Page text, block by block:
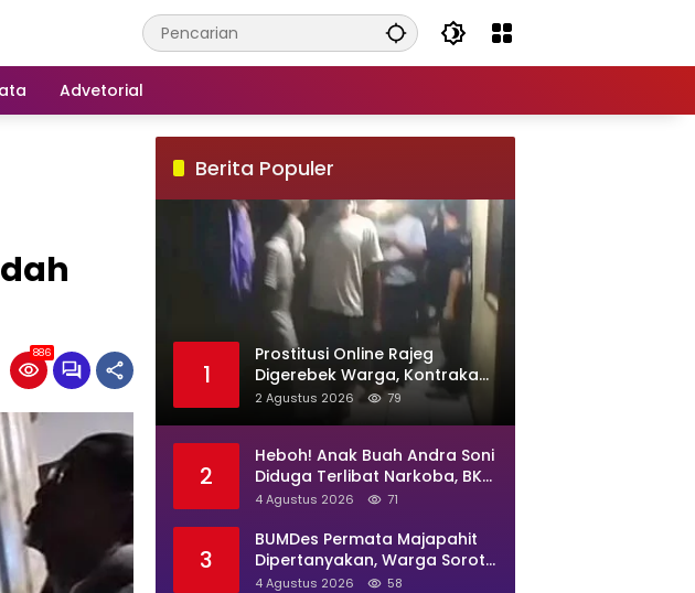
Advetorial
886
Berita Populer
1
Prostitusi Online Rajeg
Digerebek Warga, Kontrakan
di Kampung Larang Diduga
2 Agustus 2026 79
2
Heboh! Anak Buah Andra Soni
Diduga Terlibat Narkoba, BKD
Banten Diminta Buka Suara
4 Agustus 2026 71
3
BUMDes Permata Majapahit
Dipertanyakan, Warga Soroti
Dugaan Pengelolaan Tak
4 Agustus 2026 58